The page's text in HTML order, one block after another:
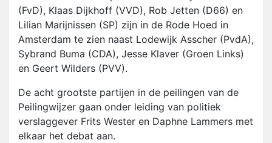
(FvD), Klaas Dijkhoff (VVD), Rob Jetten (D66) en
Lilian Marijnissen (SP) zijn in de Rode Hoed in
Amsterdam te zien naast Lodewijk Asscher (PvdA),
Sybrand Buma (CDA), Jesse Klaver (Groen Links)
en Geert Wilders (PVV).
De acht grootste partijen in de peilingen van de
Peilingwijzer gaan onder leiding van politiek
verslaggever Frits Wester en Daphne Lammers met
elkaar het debat aan.